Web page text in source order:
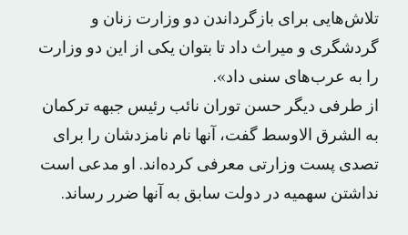
تلاش‌هایی برای بازگرداندن دو وزارت زنان و
گردشگری و میراث داد تا بتوان یکی از این دو وزارت
را به عرب‌های سنی داد».
از طرفی دیگر حسن توران نائب رئیس جبهه ترکمان
به الشرق الاوسط گفت، آنها نام نامزدشان را برای
تصدی پست وزارتی معرفی کرده‌اند. او مدعی است
نداشتن سهمیه در دولت سابق به آنها ضرر رساند.